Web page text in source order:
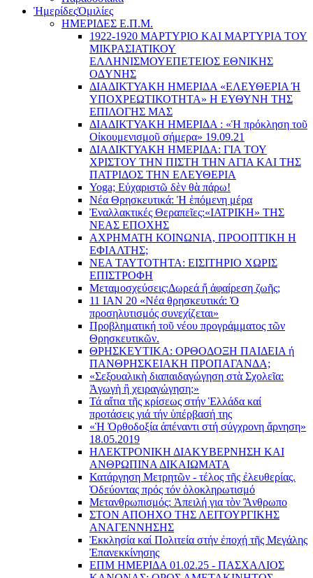
ἩμερίδεςὉμιλίες
ΗΜΕΡΙΔΕΣ Ε.Π.Μ.
1922-1920 ΜΑΡΤΥΡΙΟ ΚΑI ΜΑΡΤΥΡIΑ ΤΟΥ
ΜΙΚΡΑΣΙΑΤΙΚΟΥ
EΛΛΗΝΙΣΜΟΥEΠEΤΕΙΟΣ EΘΝΙΚHΣ
O∆YΝΗΣ
ΔΙΑΔΙΚΤΥΑΚΗ ΗΜΕΡΙΔΑ «EΛΕΥΘΕΡΙΑ Ή
YΠΟΧΡΕΩΤΙΚΟΤΗΤΑ» Η ΕΥΘΥΝΗ ΤΗΣ
EΠΙΛΟΓΗΣ ΜΑΣ
ΔΙΑΔΙΚΤΥΑΚΗ ΗΜΕΡΙΔΑ : «Ἡ πρόκληση τοῦ
Οἰκουμενισμοῦ σήμερα» 19.09.21
ΔΙΑΔΙΚΤΥΑΚΗ ΗΜΕΡΙΔΑ: ΓΙΑ ΤΟΥ
ΧΡΙΣΤΟΥ ΤΗΝ ΠΙΣΤΗ ΤΗΝ ΑΓΙΑ ΚΑΙ ΤΗΣ
ΠΑΤΡΙΔΟΣ ΤΗΝ ΕΛΕΥΘΕΡΙΑ
Yoga; Εὐχαριστῶ δὲν θὰ πάρω!
Νέα Θρησκευτικά: Ἡ ἑπόμενη μέρα
Ἐναλλακτικές Θεραπεῖες:«ΙΑΤΡΙΚΗ» ΤΗΣ
ΝΕΑΣ ΕΠΟΧΗΣ
ΑΧΡΗΜΑΤΗ ΚΟΙΝΩΝΙΑ, ΠΡΟΟΠΤΙΚΗ Η
ΕΦΙΑΛΤΗΣ;
ΝΕΑ ΤΑΥΤΟΤΗΤΑ: ΕΙΣΙΤΗΡΙΟ ΧΩΡΙΣ
ΕΠΙΣΤΡΟΦΗ
Μεταμοσχεύσεις:Δωρεά ἤ ἀφαίρεση ζωῆς;
11 ΙΑΝ 20 «Νέα θρησκευτικά: Ὁ
προσηλυτισμός συνεχίζεται»
Προβληματική τοῦ νέου προγράμματος τῶν
Θρησκευτικῶν.
ΘΡΗΣΚΕΥΤΙΚΑ: ΟΡΘΟΔΟΞΗ ΠΑΙΔΕΙΑ ή
ΠΑΝΘΡΗΣΚΕΙΑΚΗ ΠΡΟΠΑΓΑΝΔΑ;
«Σεξουαλικὴ διαπαιδαγώγηση στὰ Σχολεῖα:
Ἀγωγὴ ἢ χειραγώγηση;»
Τά αἴτια τῆς κρίσεως στήν Ἑλλάδα καί
προτάσεις γιά τήν ὑπέρβασή της
«Ἡ Ὀρθοδοξία ἀπέναντι στή σύγχρονη ἄρνηση»
18.05.2019
ΗΛΕΚΤΡΟΝΙΚΗ ΔΙΑΚΥΒΕΡΝΗΣΗ ΚΑΙ
ΑΝΘΡΩΠΙΝΑ ΔΙΚΑΙΩΜΑΤΑ
Κατάργηση Μετρητῶν - τέλος τῆς ἐλευθερίας.
Ὁδεύοντας πρός τόν ὁλοκληρωτισμό
Μετανθρωπισμός: Ἀπειλή για τὸν Ἂνθρωπο
ΣΤΟΝ ΑΠΟΗΧΟ ΤΗΣ ΛΕΙΤΟΥΡΓΙΚΗΣ
ΑΝΑΓΕΝΝΗΣΗΣ
Ἐκκλησία καί Πολιτεία στήν ἐποχή τῆς Μεγάλης
Ἐπανεκκίνησης
ΕΠΜ ΗΜΕΡΙΔΑ 01.02.25 - ΠΑΣΧΑΛΙΟΣ